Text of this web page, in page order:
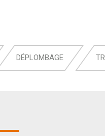
DÉPLOMBAGE